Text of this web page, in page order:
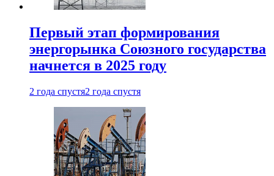
Первый этап формирования
энергорынка Союзного государства
начнется в 2025 году
2 года спустя2 года спустя